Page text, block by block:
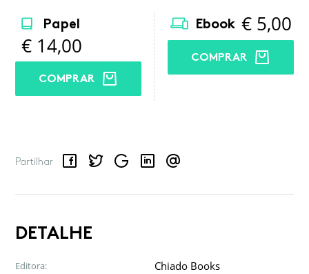
Papel
€ 14,00
COMPRAR
Ebook € 5,00
COMPRAR
Partilhar
FacebookTwitterGoogle LinkedInEmail
DETALHE
Editora: Chiado Books